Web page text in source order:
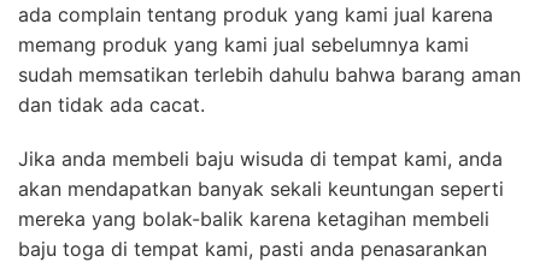
ada complain tentang produk yang kami jual karena
memang produk yang kami jual sebelumnya kami
sudah memsatikan terlebih dahulu bahwa barang aman
dan tidak ada cacat.
Jika anda membeli baju wisuda di tempat kami, anda
akan mendapatkan banyak sekali keuntungan seperti
mereka yang bolak-balik karena ketagihan membeli
baju toga di tempat kami, pasti anda penasarankan